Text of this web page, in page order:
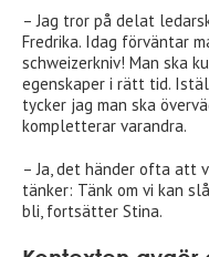
– Jag tror på delat
Fredrika. Idag förväntar
schweizerkniv! Man ska
egenskaper i rätt tid.
tycker jag man ska
kompletterar varandra.
– Ja, det händer ofta att
tänker: Tänk om vi kan
bli, fortsätter Stina.